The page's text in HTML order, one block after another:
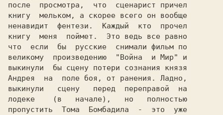
после  просмотра,  что  сценарист причел
книгу  мельком, а скорее всего он вообще
ненавидит  фентези.  Каждый  кто  прочел
книгу  меня  поймет.  Это ведь все равно
что  если  бы  русские  снимали фильм по
великому  произведению  "Война  и Мир" и
выкинули  бы сцену потери сознания князя
Андрея  на  поле боя, от ранения. Ладно,
выкинули   сцену   перед  переправой  на
лодеке    (в   начале),   но   полностью
пропустить  Тома  Бомбадила  -  это  уже